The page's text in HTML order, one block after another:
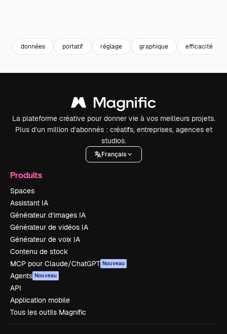
données portatif réglage graphique efficacité
La plateforme créative pour donner vie à vos meilleurs projets.
Plus d’un million d’abonnés : créatifs, entreprises, agences et
studios.
Français
Produits
Spaces
Assistant IA
Générateur d’images IA
Générateur de vidéos IA
Générateur de voix IA
Contenu de stock
MCP pour Claude/ChatGPT Nouveau
Agents Nouveau
API
Application mobile
Tous les outils Magnific